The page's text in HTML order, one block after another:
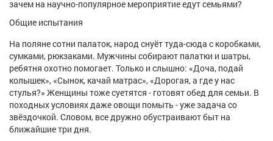
Товары Поздравления Погода
зачем на научно-популярное мероприятие едут семьями?
Общие испытания
На поляне сотни палаток, народ снуёт туда-сюда с коробками,
сумками, рюкзаками. Мужчины собирают палатки и шатры,
ребятня охотно помогает. Только и слышно: «Доча, подай
колышек», «Сынок, качай матрас», «Дорогая, а где у нас
стулья?» Женщины тоже суетятся - готовят обед для семьи. В
походных условиях даже овощи помыть - уже задача со
звёздочкой. Словом, все дружно обустраивают быт на
ближайшие три дня.